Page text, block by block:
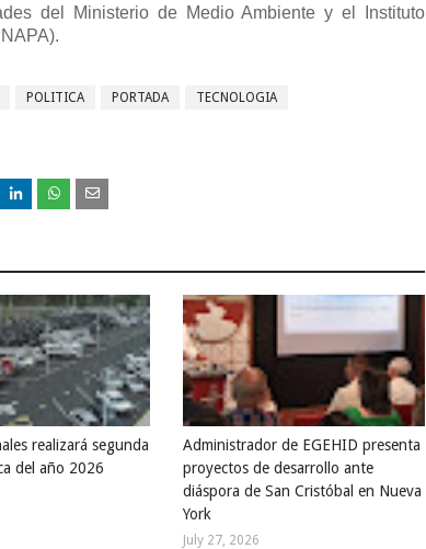
del Ministerio de Medio Ambiente y el Instituto
POLITICA PORTADA TECNOLOGIA
realizará segunda
del año 2026
Administrador de EGEHID presenta
proyectos de desarrollo ante
diáspora de San Cristóbal en Nueva
York
July 27, 2026